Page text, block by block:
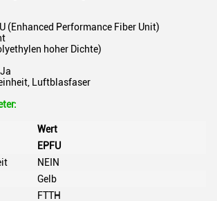
(Enhanced Performance Fiber Unit)
hoher Dichte)
Luftblasfaser
Wert
EPFU
NEIN
Gelb
FTTH